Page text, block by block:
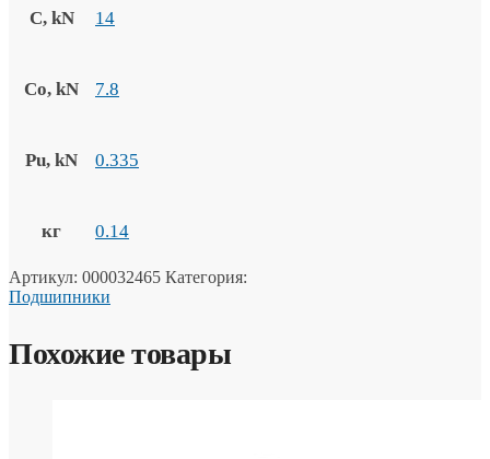
C, kN 14
Co, kN 7.8
Pu, kN 0.335
кг 0.14
Артикул: 000032465 Категория:
Подшипники
Похожие товары